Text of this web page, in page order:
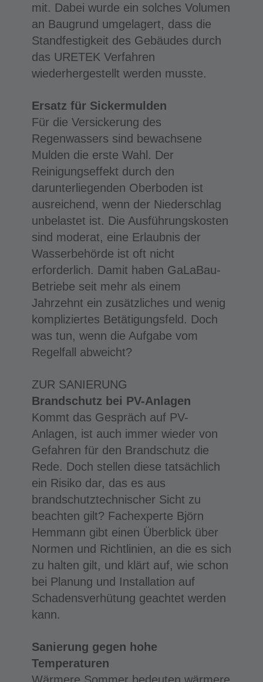
mit. Dabei wurde ein solches Volumen
an Baugrund umgelagert, dass die
Standfestigkeit des Gebäudes durch
das URETEK Verfahren
wiederhergestellt werden musste.
Ersatz für Sickermulden
Für die Versickerung des
Regenwassers sind bewachsene
Mulden die erste Wahl. Der
Reinigungseffekt durch den
darunterliegenden Oberboden ist
ausreichend, wenn der Niederschlag
unbelastet ist. Die Ausführungskosten
sind moderat, eine Erlaubnis der
Wasserbehörde ist oft nicht
erforderlich. Damit haben GaLaBau-
Betriebe seit mehr als einem
Jahrzehnt ein zusätzliches und wenig
kompliziertes Betätigungsfeld. Doch
was tun, wenn die Aufgabe vom
Regelfall abweicht?
ZUR SANIERUNG
Brandschutz bei PV-Anlagen
Kommt das Gespräch auf PV-
Anlagen, ist auch immer wieder von
Gefahren für den Brandschutz die
Rede. Doch stellen diese tatsächlich
ein Risiko dar, das es aus
brandschutztechnischer Sicht zu
beachten gilt? Fachexperte Björn
Hemmann gibt einen Überblick über
Normen und Richtlinien, an die es sich
zu halten gilt, und klärt auf, wie schon
bei Planung und Installation auf
Schadensverhütung geachtet werden
kann.
Sanierung gegen hohe
Temperaturen